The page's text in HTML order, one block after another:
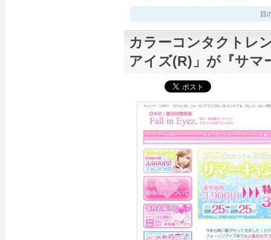
目
カラーコンタクトレ
アイズ(R)」が『サマ